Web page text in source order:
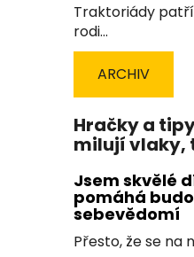
Traktoriády
rodi...
ARCHIV
Hračky a
milují vlaky,
Jsem skvělé
pomáhá
sebevědomí
Přesto, že se na